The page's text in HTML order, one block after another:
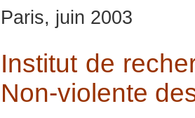
Paris, juin 2003
Institut de
Non-violente